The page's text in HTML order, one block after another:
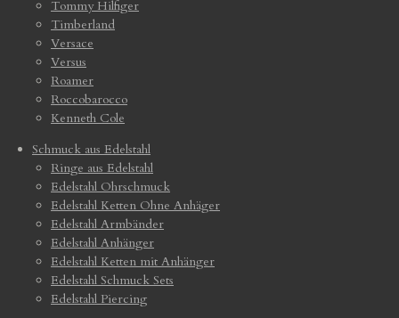
Tommy Hilfiger
Timberland
Versace
Versus
Roamer
Roccobarocco
Kenneth Cole
Schmuck aus Edelstahl
Ringe aus Edelstahl
Edelstahl Ohrschmuck
Edelstahl Ketten Ohne Anhäger
Edelstahl Armbänder
Edelstahl Anhänger
Edelstahl Ketten mit Anhänger
Edelstahl Schmuck Sets
Edelstahl Piercing